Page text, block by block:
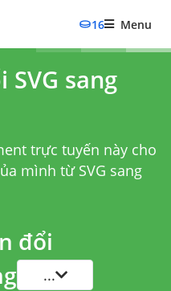
16 Menu
sang
trực tuyến này cho
mình từ SVG sang
đổi
...